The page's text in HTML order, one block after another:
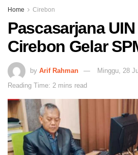
Home Cirebon
Pascasarjana
Cirebon Gelar
by Arif Rahman
Minggu, 28
Reading Time: 2 mins read